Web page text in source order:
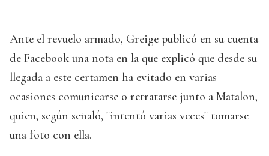
Ante el revuelo armado, Greige publicó en su cuenta
de Facebook una nota en la que explicó que desde su
llegada a este certamen ha evitado en varias
ocasiones comunicarse o retratarse junto a Matalon,
quien, según señaló, "intentó varias veces" tomarse
una foto con ella.